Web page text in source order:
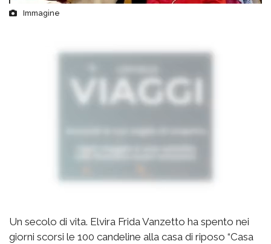
Immagine
Un secolo di vita. Elvira Frida Vanzetto ha spento nei
giorni scorsi le 100 candeline alla casa di riposo “Casa